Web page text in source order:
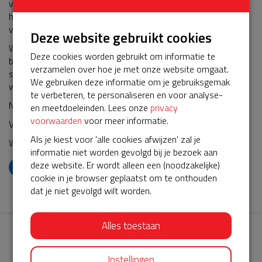
verlengen. We kunnen met trots zeggen dat onze buurt weer
hartveilig is en dat de AED 24/7 beschikbaar blijft om in geval
van nood levens te redden.
We willen iedereen ontzettend bedanken voor hun inzet en
betrokkenheid. Samen hebben we ervoor gezorgd dat onze
straat een veilige plek blijft, waar we elkaar kunnen helpen
wanneer het er echt op aankomt.
Nogmaals, hartelijk dank voor jullie steun!
Vriendelijke groet,
Wesley Verheul
𝕏
Deze website gebruikt cookies
Deze cookies worden gebruikt om informatie te
verzamelen over hoe je met onze website omgaat.
We gebruiken deze informatie om je gebruiksgemak
te verbeteren, te personaliseren en voor analyse-
en meetdoeleinden. Lees onze privacy
voorwaarden voor meer informatie.
Als je kiest voor 'alle cookies afwijzen' zal je
informatie niet worden gevolgd bij je bezoek aan
deze website. Er wordt alleen een (noodzakelijke)
cookie in je browser geplaatst om te onthouden
dat je niet gevolgd wilt worden.
Alles toestaan